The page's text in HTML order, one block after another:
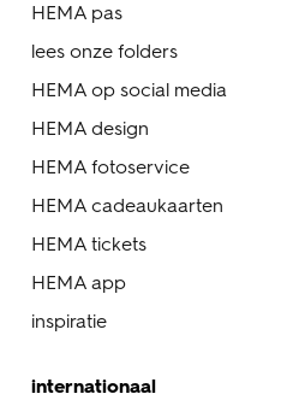
HEMA pas
lees onze folders
HEMA op social media
HEMA design
HEMA fotoservice
HEMA cadeaukaarten
HEMA tickets
HEMA app
inspiratie
internationaal